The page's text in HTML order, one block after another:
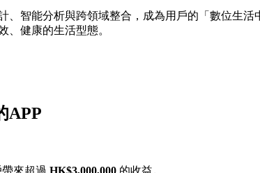
、智能分析與跨領域整合，成為用戶的「數位生
、健康的生活型態。
APP
來超過 HK$3,000,000 的收益。